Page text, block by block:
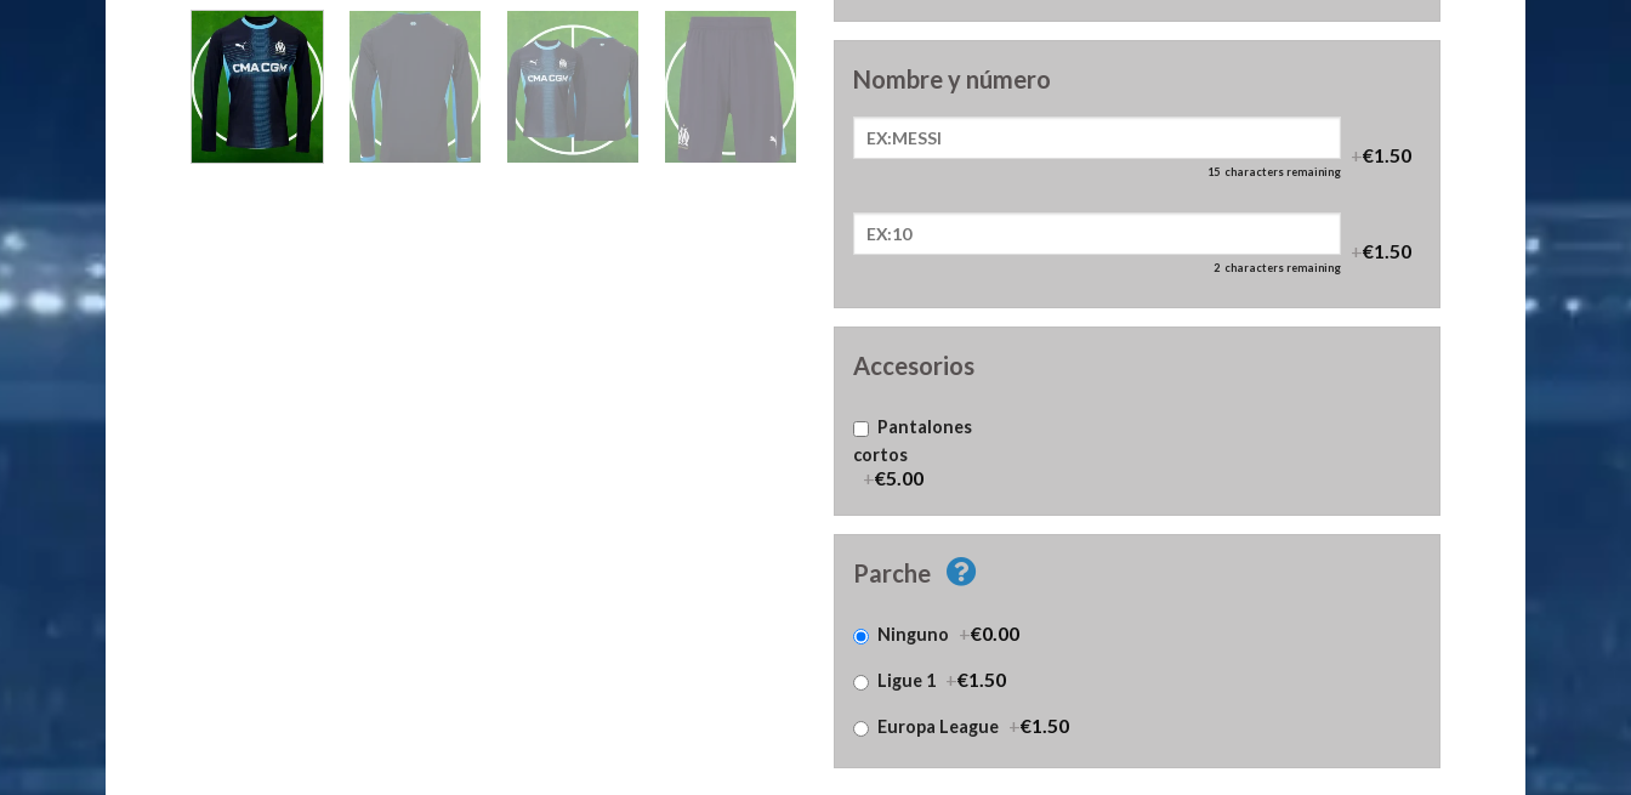
Nombre y número
15 characters remaining
+€1.50
2 characters remaining
+€1.50
Accesorios
Pantalones
cortos
+€5.00
Parche
Ninguno +€0.00
Ligue 1 +€1.50
Europa League +€1.50